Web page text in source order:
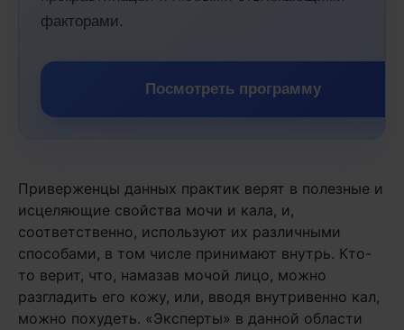
факторами.
Посмотреть программу
Приверженцы данных практик верят в полезные и
исцеляющие свойства мочи и кала, и,
соответственно, используют их различными
способами, в том числе принимают внутрь. Кто-
то верит, что, намазав мочой лицо, можно
разгладить его кожу, или, вводя внутривенно кал,
можно похудеть. «Эксперты» в данной области